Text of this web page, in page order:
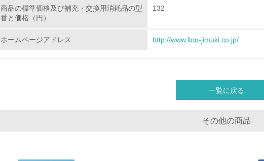
15.
16. <L2> 環境負荷ができるだけ小さい物流を行っている
<L1> 化学物質の使用量及び外部（大気・水・土壌）への排出量
商品の標準価格及び補充・交換用消耗品の型
番と価格（円）
132
ホームページアドレス http://www.lion-jimuki.co.jp/
一覧に戻る
その他の商品